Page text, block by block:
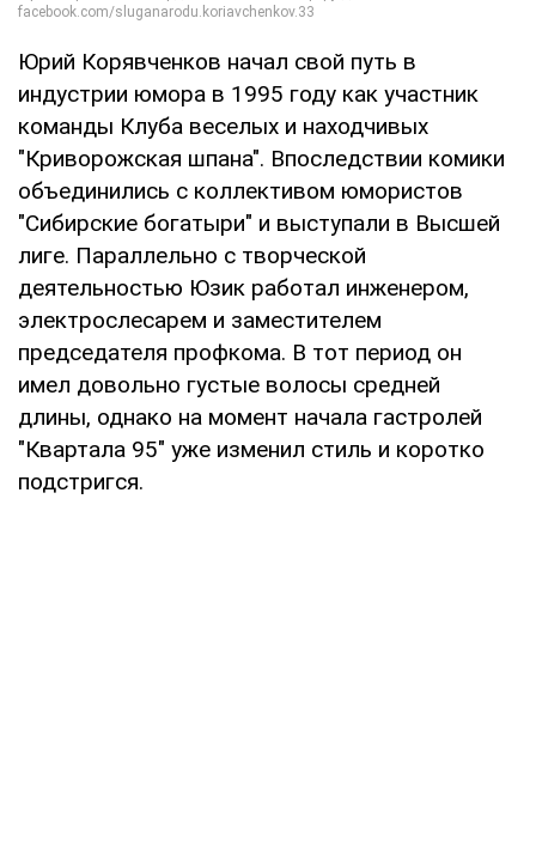
Юрий Корявченков начал свой путь в
индустрии юмора в 1995 году как участник
команды Клуба веселых и находчивых
"Криворожская шпана". Впоследствии комики
объединились с коллективом юмористов
"Сибирские богатыри" и выступали в Высшей
лиге. Параллельно с творческой
деятельностью Юзик работал инженером,
электрослесарем и заместителем
председателя профкома. В тот период он
имел довольно густые волосы средней
длины, однако на момент начала гастролей
"Квартала 95" уже изменил стиль и коротко
подстригся.